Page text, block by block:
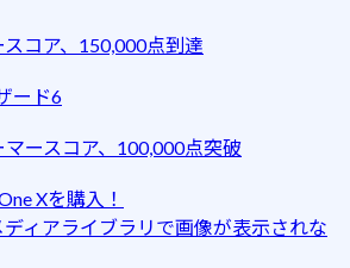
コア、150,000点到達
ード6
ースコア、100,000点突破
Xを購入！
ィアライブラリで画像が表示されな